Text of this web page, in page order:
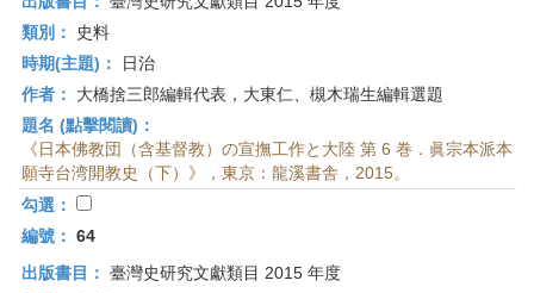
類別：
史料
時期(主題)：
日治
作者：
大橋捨三郎編輯代表，大東仁、槻木瑞生編輯選題
題名 (點擊閱讀)：
《日本佛教団（含基督教）の宣撫工作と大陸 第 6 巻．眞宗本派本
願寺台湾開教史（下）》，東京：龍溪書舎，2015。
勾選：
編號： 64
出版書目： 臺灣史研究文獻類目 2015 年度